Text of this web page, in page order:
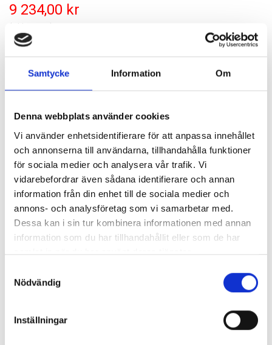
Samtycke Information Om
Denna webbplats använder cookies
Vi använder enhetsidentifierare för att anpassa innehållet
och annonserna till användarna, tillhandahålla funktioner
för sociala medier och analysera vår trafik. Vi
vidarebefordrar även sådana identifierare och annan
information från din enhet till de sociala medier och
annons- och analysföretag som vi samarbetar med.
Dessa kan i sin tur kombinera informationen med annan
information som du har tillhandahållit eller som de har
samlat in när du har använt deras tjänster.
Nödvändig
Inställningar
9 234,00 kr
(inkl. moms)
Delivery time
Lägg till i varukorgen
EJ I LAGER, LEVERANSTID 1-4 V
BESKRIVNING
E250 TAKFLÄKTENS
SERVICEPAKET
Ström0,93 A
Effekt210 W
Rotationshastighet